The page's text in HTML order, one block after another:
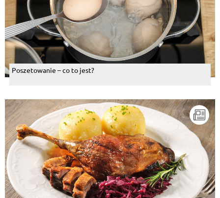
Poszetowanie – co to jest?